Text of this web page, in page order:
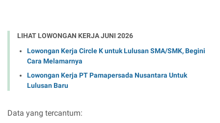
LIHAT LOWONGAN KERJA JUNI 2026
Lowongan Kerja Circle K untuk Lulusan SMA/SMK, Begini
Cara Melamarnya
Lowongan Kerja PT Pamapersada Nusantara Untuk
Lulusan Baru
Data yang tercantum: